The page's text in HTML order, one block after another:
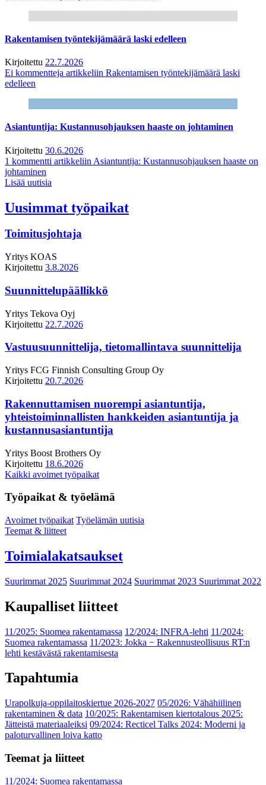
Rakentamisen työntekijämäärä laski edelleen
Kirjoitettu 22.7.2026
Ei kommentteja artikkeliin Rakentamisen työntekijämäärä laski
edelleen
Asiantuntija: Kustannusohjauksen haaste on johtaminen
Kirjoitettu 30.6.2026
1 kommentti artikkeliin Asiantuntija: Kustannusohjauksen haaste on
johtaminen
Lisää uutisia
Uusimmat työpaikat
Toimitusjohtaja
Yritys KOAS
Kirjoitettu 3.8.2026
Suunnittelupäällikkö
Yritys Tekova Oyj
Kirjoitettu 22.7.2026
Vastuusuunnittelija, tietomallintava suunnittelija
Yritys FCG Finnish Consulting Group Oy
Kirjoitettu 20.7.2026
Rakennuttamisen nuorempi asiantuntija,
yhteistoiminnallisten hankkeiden asiantuntija ja
kustannusasiantuntija
Yritys Boost Brothers Oy
Kirjoitettu 18.6.2026
Kaikki avoimet työpaikat
Työpaikat & työelämä
Avoimet työpaikat Työelämän uutisia
Teemat & liitteet
Toimialakatsaukset
Suurimmat 2025 Suurimmat 2024 Suurimmat 2023 Suurimmat 2022
Kaupalliset liitteet
11/2025: Suomea rakentamassa 12/2024: INFRA-lehti 11/2024:
Suomea rakentamassa 11/2023: Jokka − Rakennusteollisuus RT:n
lehti kestävästä rakentamisesta
Tapahtumia
Urapolkuja-oppilaitoskiertue 2026-2027 05/2026: Vähähiilinen
rakentaminen & data 10/2025: Rakentamisen kiertotalous 2025:
Jätteistä materiaaleiksi 09/2024: Recticel Talks 2024: Moderni ja
paloturvallinen loiva katto
Teemat ja liitteet
11/2024: Suomea rakentamassa